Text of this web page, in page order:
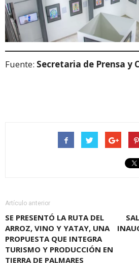
Fuente: Secretaria de Prensa y
Artículo anterior
SE PRESENTÓ LA RUTA DEL
ARROZ, VINO Y YATAY, UNA
PROPUESTA QUE INTEGRA
TURISMO Y PRODUCCIÓN EN
TIERRA DE PALMARES